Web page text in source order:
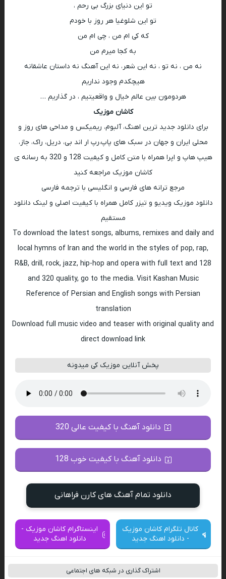
تو این دنیای بزرگ بی رحم ،
تو این شلوغیا هر روز با خودم
که کی ام من ، چی ام من
به کجا میرم من
نه من ، نه تو ، نه این شعر، نه این آهنگ نه داستان عاشقانه
هیچکدم وجود نداریم
هردومون بین عالم خیال و واقعیتیم ، در گذاریم …
کاشان موزیک
برای دانلود جدید ترین اهنگ، آلبوم، ریمیکس و مداحی های روز و
محلی ایران و جهان در سبک های پاپ،رپ ار اند بی، دریل، راک، جاز،
هیپ هاپ و اپرا همراه با متن کامل و کیفیت 128 و 320 به رسانه ی
کاشان موزیک مراجعه کنید
مرجع ترانه های فارسی و انگلیسی با ترجمه فارسی
دانلود موزیک ویدیو و تیزر کامل همراه با کیفیت اصلی و لینک دانلود
مستقیم
To download the latest songs, albums, remixes and daily and
local hymns of Iran and the world in the styles of pop, rap,
R&B, drill, rock, jazz, hip-hop and opera with full text and 128
and 320 quality, go to the media. Visit Kashan Music
Reference of Persian and English songs with Persian
translation
Download full music video and teaser with original quality and
direct download link
پخش آنلاین موزیک کی میدونه
دانلود آهنگ با کیفیت عالی 320
دانلود آهنگ با کیفیت خوب 128
دانلود تمام آهنگ های کارن فراهانی
کانال تلگرام کاشان موزیک
- دانلود اهنگ جدید
اینستاگرام کاشان موزیک -
دانلود اهنگ جدید
اشتراک گذاری در شبکه های اجتماعی